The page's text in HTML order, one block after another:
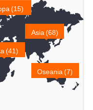
(15)
Asia (68)
(41)
Oseania (7)